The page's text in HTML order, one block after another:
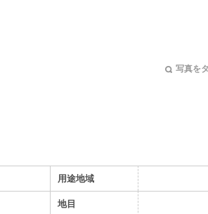
写真を
用途地域
地目